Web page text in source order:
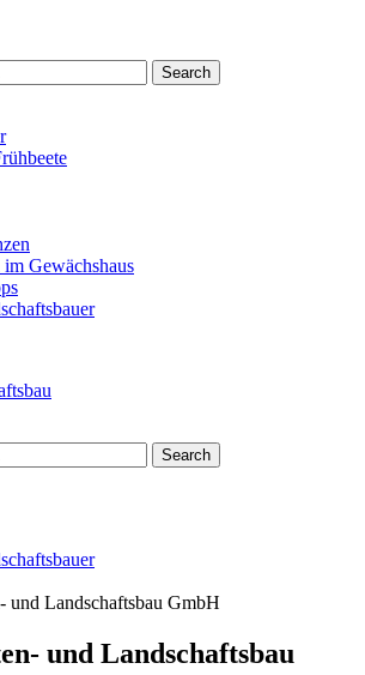
Search
Gewächshaus
Search
und Landschaftsbau GmbH
und Landschaftsbau